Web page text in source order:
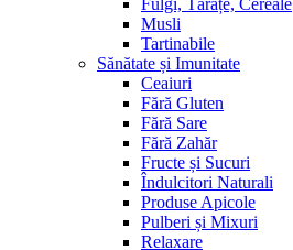
Fulgi, Tărâțe, Cereale
Musli
Tartinabile
Sănătate și Imunitate
Ceaiuri
Fără Gluten
Fără Sare
Fără Zahăr
Fructe și Sucuri
Îndulcitori Naturali
Produse Apicole
Pulberi și Mixuri
Relaxare